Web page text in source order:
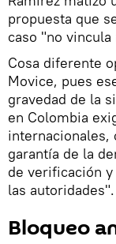
propuesta que
caso "no
Cosa diferente
Movice, pues
gravedad de la
en Colombia
internacionales,
garantía de la
de verificación
las autoridades".
Bloqueo